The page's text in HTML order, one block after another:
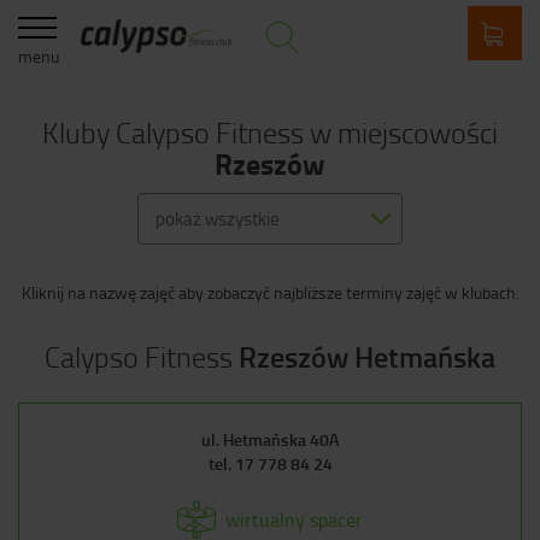
menu
Kluby Calypso Fitness w miejscowości
Rzeszów
pokaż wszystkie
Kliknij na nazwę zajęć aby zobaczyć najbliższe terminy zajęć w klubach.
Calypso Fitness Rzeszów Hetmańska
ul. Hetmańska 40A
tel. 17 778 84 24
wirtualny spacer